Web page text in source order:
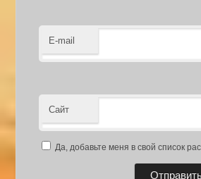
E-mail
Сайт
Да, добавьте меня в свой список